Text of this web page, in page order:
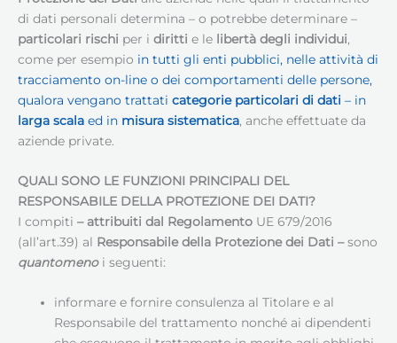
di dati personali determina – o potrebbe determinare –
particolari rischi per i diritti e le libertà degli individui,
come per esempio in tutti gli enti pubblici, nelle attività di
tracciamento on-line o dei comportamenti delle persone,
qualora vengano trattati categorie particolari di dati – in
larga scala ed in misura sistematica, anche effettuate da
aziende private.
QUALI SONO LE FUNZIONI PRINCIPALI DEL
RESPONSABILE DELLA PROTEZIONE DEI DATI?
I compiti – attribuiti dal Regolamento UE 679/2016
(all’art.39) al Responsabile della Protezione dei Dati –sono
quantomenoi seguenti:
informare e fornire consulenza al Titolare e al
Responsabile del trattamento nonché ai dipendenti